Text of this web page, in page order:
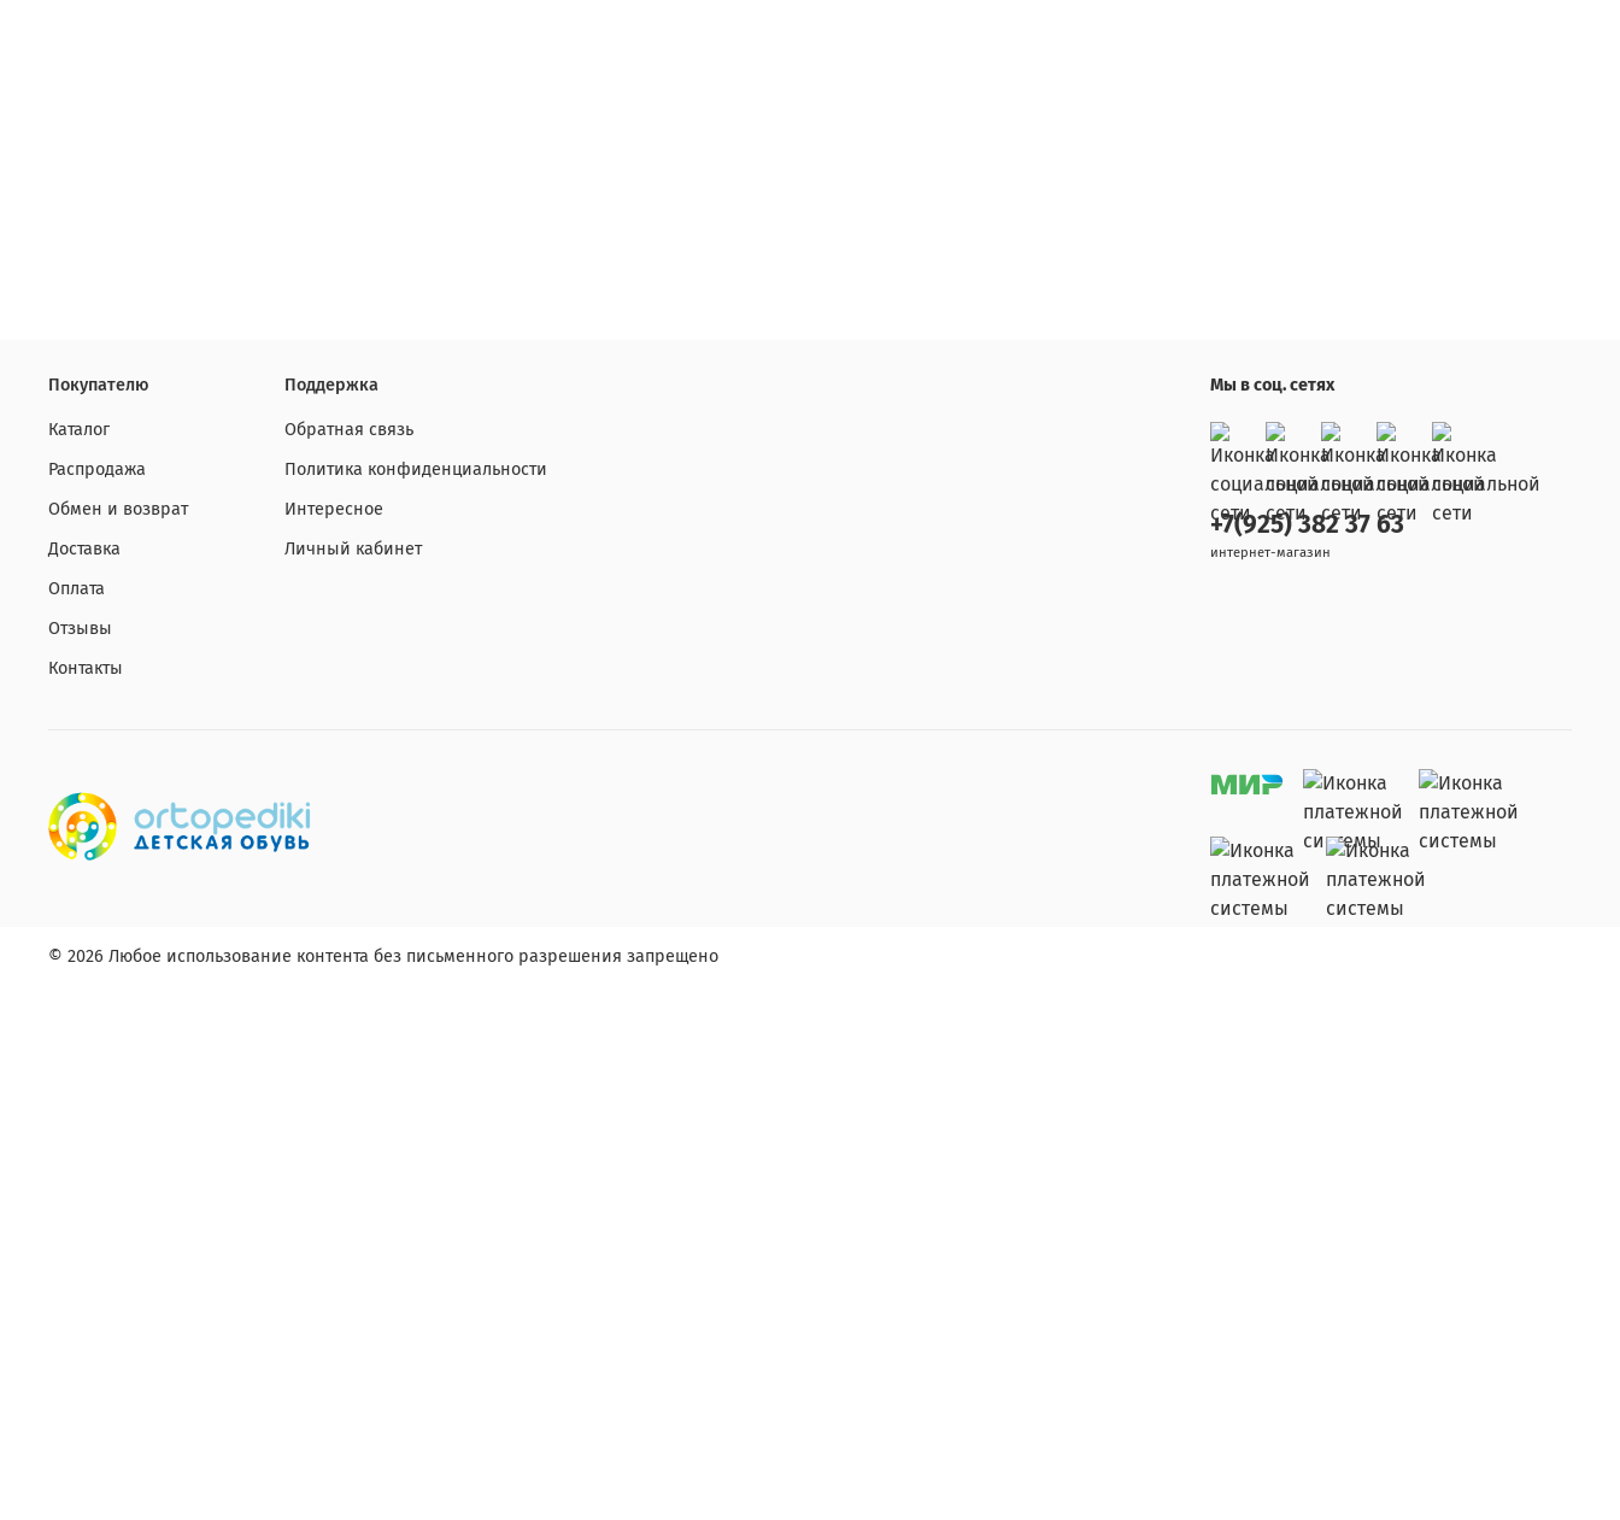
Покупателю
Каталог
Распродажа
Обмен и возврат
Доставка
Оплата
Отзывы
Контакты
Поддержка
Обратная связь
Политика конфиденциальности
Интересное
Личный кабинет
Мы в соц. сетях
+7(925) 382 37 63
интернет-магазин
© 2026 Любое использование контента без письменного разрешения запрещено